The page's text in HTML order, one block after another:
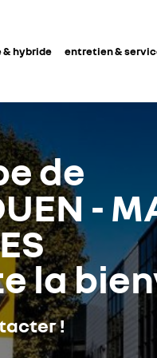
hybride entretien &
de
-
la
!